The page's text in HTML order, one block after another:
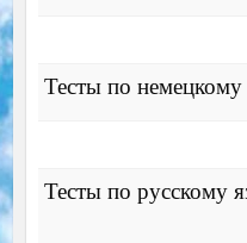
Тесты по
Тесты по русскому